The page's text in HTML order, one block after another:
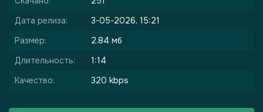
Дата релиза:
3-05-2026, 15:21
Размер:
2.84 мб
Длительность:
1:14
Качество:
320 kbps